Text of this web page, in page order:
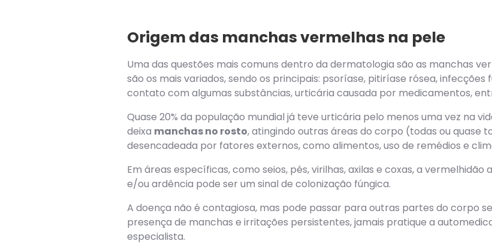
Origem das manchas vermelhas na pele
Uma das questões mais comuns dentro da dermatologia são as manchas
são os mais variados, sendo os principais: psoríase, pitiríase rósea,
contato com algumas substâncias, urticária causada por medicamentos,
Quase 20% da população mundial já teve urticária pelo menos uma vez na
deixa manchas no rosto, atingindo outras áreas do corpo (todas ou quase
desencadeada por fatores externos, como alimentos, uso de remédios e
Em áreas específicas, como seios, pés, virilhas, axilas e coxas, a
e/ou ardência pode ser um sinal de colonização fúngica.
A doença não é contagiosa, mas pode passar para outras partes do corpo
presença de manchas e irritações persistentes, jamais pratique a
especialista.